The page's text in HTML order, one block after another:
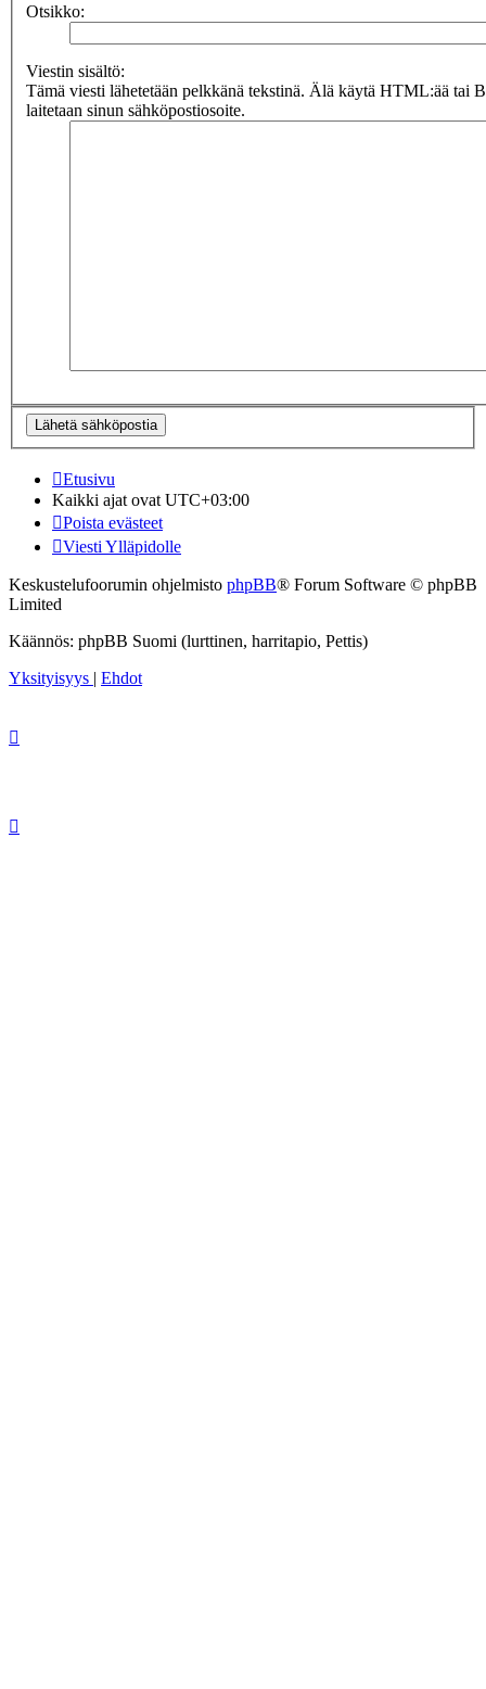
Otsikko:
Viestin sisältö:
Tämä viesti lähetetään pelkkänä tekstinä. Älä käytä HTML:ää tai
laitetaan sinun sähköpostiosoite.
Etusivu
Kaikki ajat ovatUTC+03:00
Poista evästeet
Viesti Ylläpidolle
Keskustelufoorumin ohjelmisto phpBB® Forum Software © phpBB
Limited
Käännös: phpBB Suomi (lurttinen, harritapio, Pettis)
Yksityisyys
Ehdot